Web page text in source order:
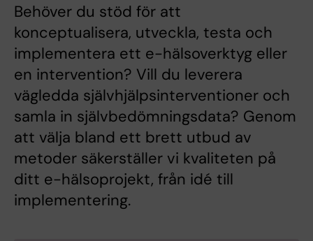
Behöver du stöd för att
konceptualisera, utveckla, testa och
implementera ett e-hälsoverktyg eller
en intervention? Vill du leverera
vägledda självhjälpsinterventioner och
samla in självbedömningsdata? Genom
att välja bland ett brett utbud av
metoder säkerställer vi kvaliteten på
ditt e-hälsoprojekt, från idé till
implementering.